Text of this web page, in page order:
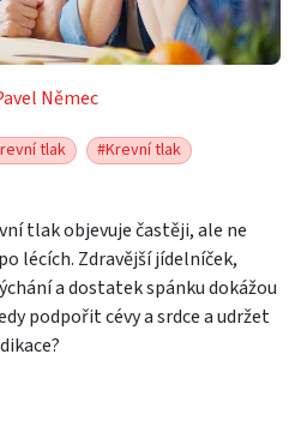
Němec
tlak
#Krevní tlak
tlak objevuje častěji, ale ne
lécích. Zdravější jídelníček,
a dostatek spánku dokážou
podpořit cévy a srdce a udržet